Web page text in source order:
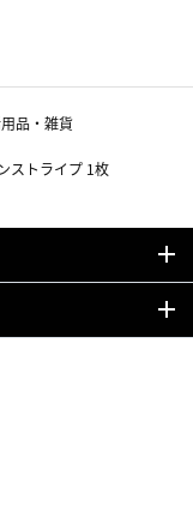
品・雑貨
ストライプ 1枚